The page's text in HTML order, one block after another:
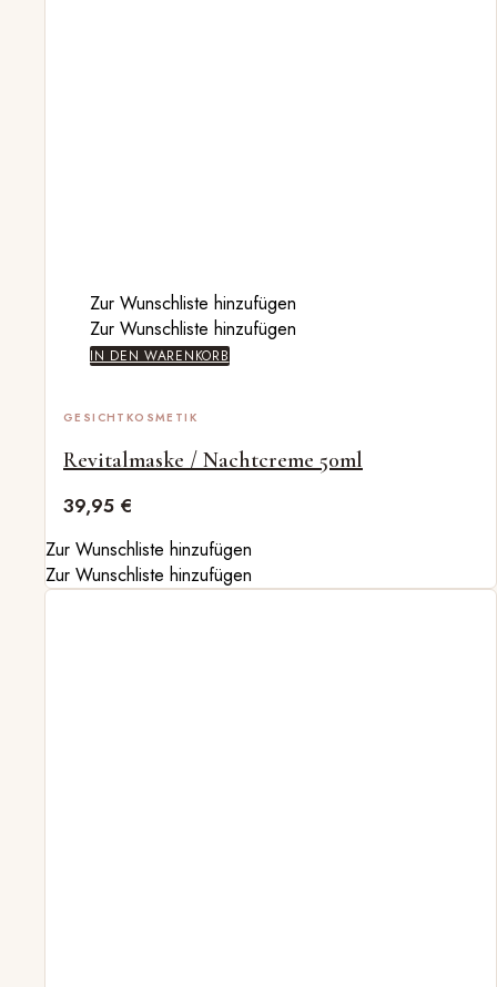
Zur Wunschliste hinzufügen
Zur Wunschliste hinzufügen
IN DEN WARENKORB
GESICHT KOSMETIK
Revitalmaske / Nachtcreme 50ml
39,95 €
Zur Wunschliste hinzufügen
Zur Wunschliste hinzufügen